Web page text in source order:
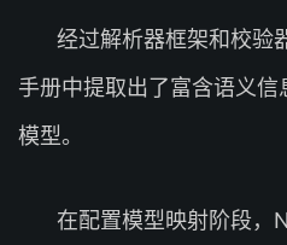
经过解析器框架和校验
手册中提取出了富含语义
模型。
在配置模型映射阶段，